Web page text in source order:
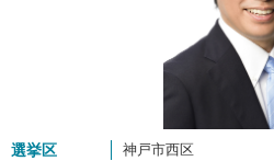
選挙区 神戸市西区